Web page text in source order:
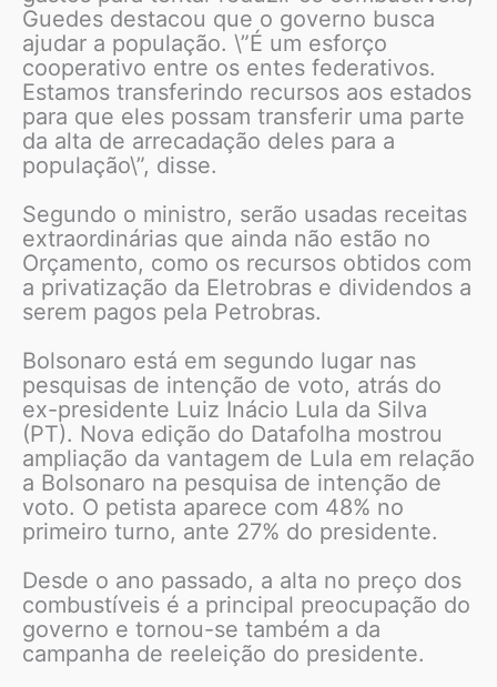
Guedes destacou que o governo busca
ajudar a população. \”É um esforço
cooperativo entre os entes federativos.
Estamos transferindo recursos aos estados
para que eles possam transferir uma parte
da alta de arrecadação deles para a
população\”, disse.
Segundo o ministro, serão usadas receitas
extraordinárias que ainda não estão no
Orçamento, como os recursos obtidos com
a privatização da Eletrobras e dividendos a
serem pagos pela Petrobras.
Bolsonaro está em segundo lugar nas
pesquisas de intenção de voto, atrás do
ex-presidente Luiz Inácio Lula da Silva
(PT). Nova edição do Datafolha mostrou
ampliação da vantagem de Lula em relação
a Bolsonaro na pesquisa de intenção de
voto. O petista aparece com 48% no
primeiro turno, ante 27% do presidente.
Desde o ano passado, a alta no preço dos
combustíveis é a principal preocupação do
governo e tornou-se também a da
campanha de reeleição do presidente.